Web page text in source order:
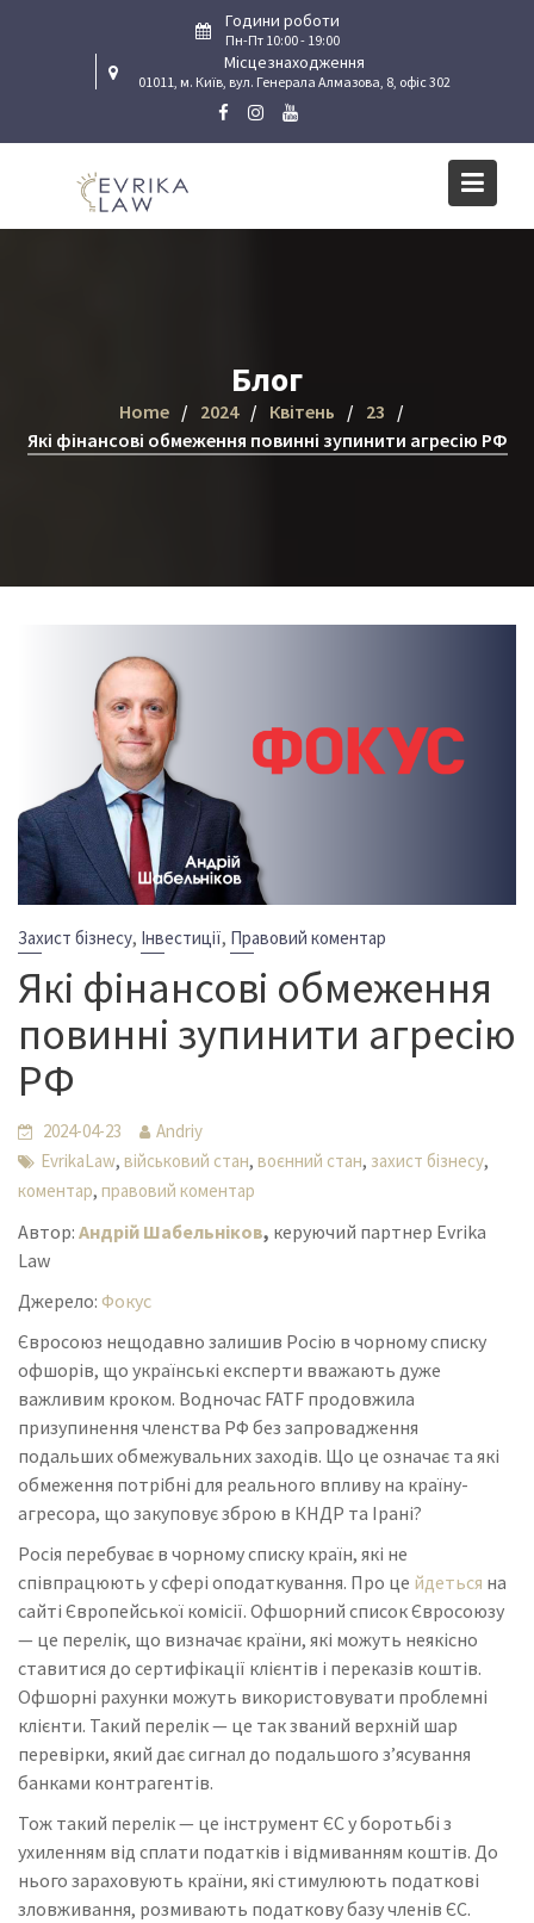
Години роботи
Пн-Пт 10:00 - 19:00
Місцезнаходження
01011, м. Київ, вул. Генерала Алмазова, 8, офіс 302
Блог
Home 2024 Квітень
23
Які фінансові обмеження повинні зупинити агресію РФ
Захист бізнесу, Інвестиції, Правовий коментар
Які фінансові обмеження
повинні зупинити агресію
РФ
2024-04-23
Andriy
EvrikaLaw, військовий стан, воєнний стан, захист бізнесу,
коментар, правовий коментар
Автор: Андрій Шабельніков, керуючий партнер Evrika
Law
Джерело: Фокус
Євросоюз нещодавно залишив Росію в чорному списку
офшорів, що українські експерти вважають дуже
важливим кроком. Водночас FATF продовжила
призупинення членства РФ без запровадження
подальших обмежувальних заходів. Що це означає та які
обмеження потрібні для реального впливу на країну-
агресора, що закуповує зброю в КНДР та Ірані?
Росія перебуває в чорному списку країн, які не
співпрацюють у сфері оподаткування. Про це йдеться на
сайті Європейської комісії. Офшорний список Євросоюзу
— це перелік, що визначає країни, які можуть неякісно
ставитися до сертифікації клієнтів і переказів коштів.
Офшорні рахунки можуть використовувати проблемні
клієнти. Такий перелік — це так званий верхній шар
перевірки, який дає сигнал до подальшого з’ясування
банками контрагентів.
Тож такий перелік — це інструмент ЄС у боротьбі з
ухиленням від сплати податків і відмиванням коштів. До
нього зараховують країни, які стимулюють податкові
зловживання, розмивають податкову базу членів ЄС.